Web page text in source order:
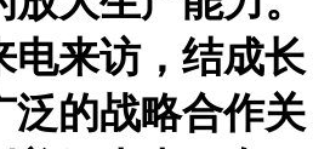
电来访，结成长
泛的战略合作关